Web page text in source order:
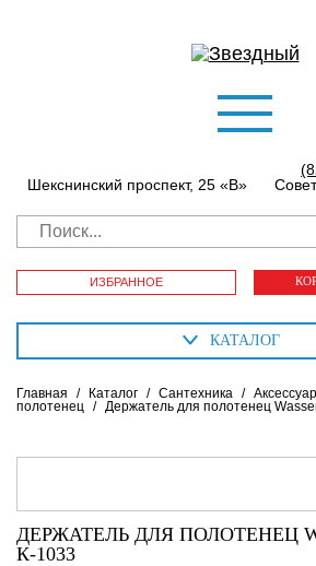
Шекснинский проспект, 25 «В»
ИЗБРАННОЕ
КАТАЛОГ
Главная / Каталог / Сантехника /
полотенец / Держатель для полотенец
ДЕРЖАТЕЛЬ ДЛЯ ПОЛОТЕНЕЦ
К-1033